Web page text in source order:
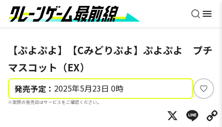
【ぷよぷよ】【Cみどりぷよ】ぷよぷよ プチ
マスコット（EX）
発売予定： 2025年5月23日 0時
※実際の発売日はサービスをご確認ください。
い
ね
X